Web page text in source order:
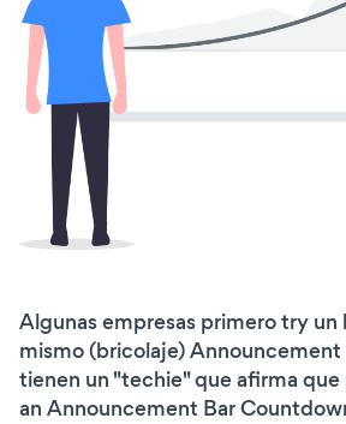
Algunas empresas primero try un
mismo (bricolaje)
tienen un "techie" que afirma
an Announcement Bar